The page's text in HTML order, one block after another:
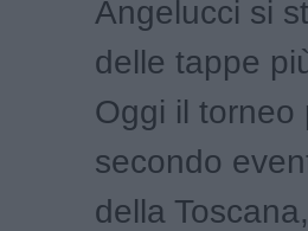
Angelucci si
delle tappe
Oggi il torneo
secondo
della